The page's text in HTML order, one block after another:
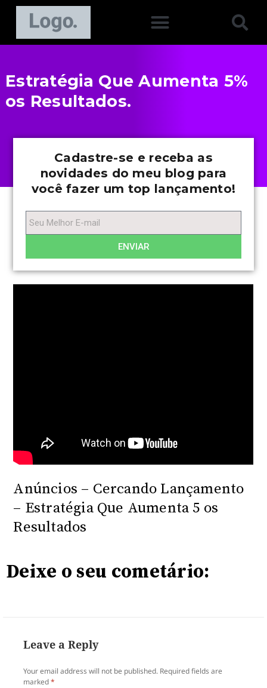
Estratégia Que Aumenta 5%
os Resultados.
Cadastre-se e receba as
novidades do meu blog para
você fazer um top lançamento!
ENVIAR
Anúncios – Cercando Lançamento
– Estratégia Que Aumenta 5 os
Resultados
Deixe o seu cometário:
Leave a Reply
Your email address will not be published. Required fields are
marked*